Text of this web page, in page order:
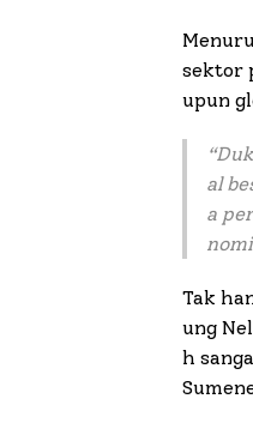
sektor
upun
“
al
a
Tak
ung
h